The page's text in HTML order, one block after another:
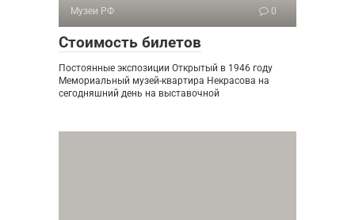
Музеи РФ 0
Стоимость билетов
Постоянные экспозиции Открытый в 1946 году
Мемориальный музей-квартира Некрасова на
сегодняшний день на выставочной